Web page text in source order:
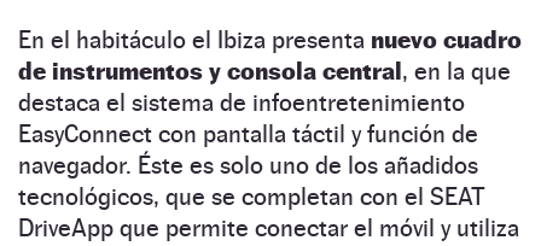
En el habitáculo el Ibiza presenta nuevo cuadro
de instrumentos y consola central, en la que
destaca el sistema de infoentretenimiento
EasyConnect con pantalla táctil y función de
navegador. Éste es solo uno de los añadidos
tecnológicos, que se completan con el SEAT
DriveApp que permite conectar el móvil y utiliza